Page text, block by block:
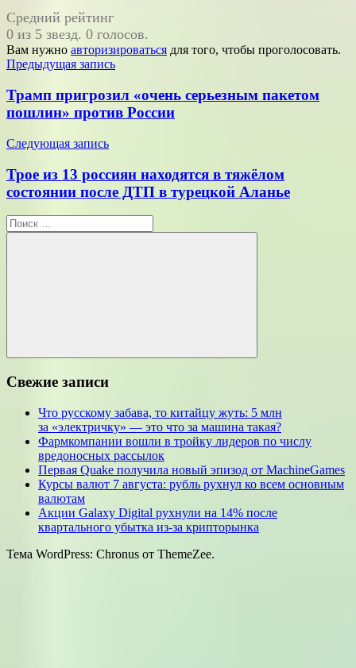
Средний рейтинг
0 из 5 звезд. 0 голосов.
Вам нужно авторизироваться для того, чтобы проголосовать.
Навигация
по
записям
Предыдущая запись
Трамп пригрозил «очень серьезным пакетом
пошлин» против России
Следующая запись
Трое из 13 россиян находятся в тяжёлом
состоянии после ДТП в турецкой Аланье
Поиск
для:
Поиск
Свежие записи
Что русскому забава, то китайцу жуть: 5 млн
за «электричку» — это что за машина такая?
Фармкомпании вошли в тройку лидеров по числу
вредоносных рассылок
Первая Quake получила новый эпизод от MachineGames
Курсы валют 7 августа: рубль рухнул ко всем основным
валютам
Акции Galaxy Digital рухнули на 14% после
квартального убытка из-за крипторынка
Тема WordPress: Chronus от ThemeZee.